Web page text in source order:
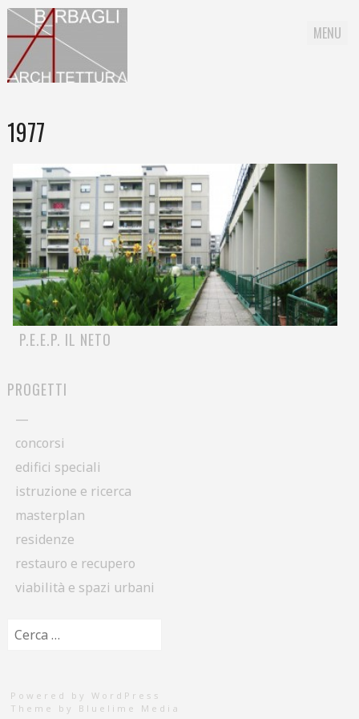
MENU
1977
P.E.E.P. IL NETO
PROGETTI
—
concorsi
edifici speciali
istruzione e ricerca
masterplan
residenze
restauro e recupero
viabilità e spazi urbani
Ricerca per:
Powered by WordPress
Theme by Bluelime Media